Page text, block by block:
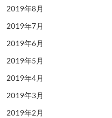
2019年8月
2019年7月
2019年6月
2019年5月
2019年4月
2019年3月
2019年2月